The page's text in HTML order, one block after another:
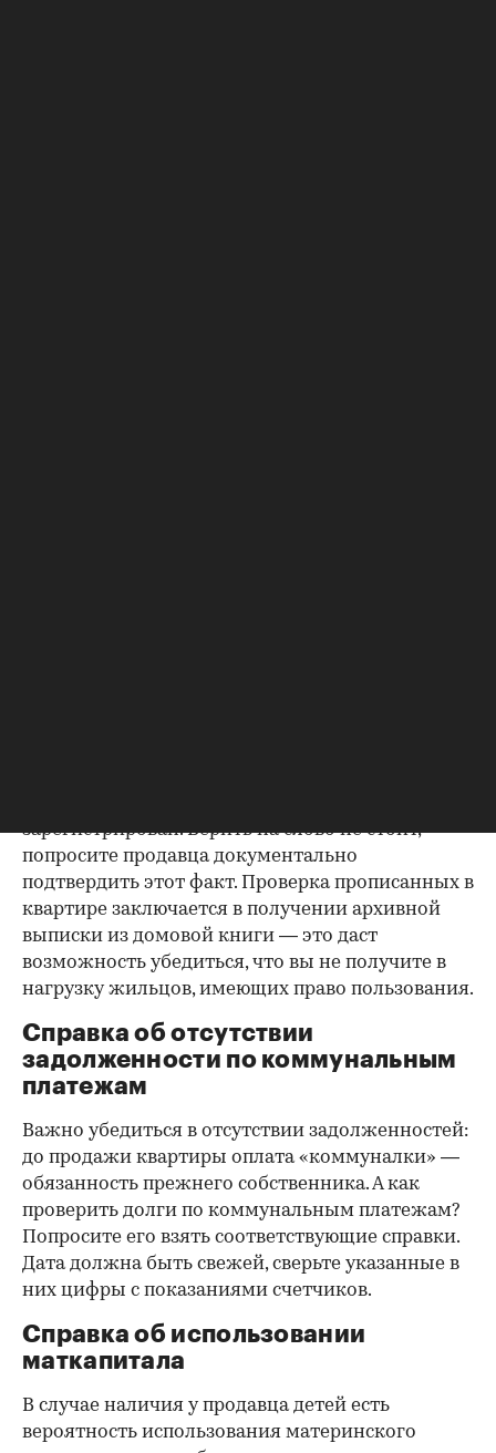
зарегистрирован. Верить на слово не стоит,
попросите продавца документально
подтвердить этот факт. Проверка прописанных в
квартире заключается в получении архивной
выписки из домовой книги — это даст
возможность убедиться, что вы не получите в
нагрузку жильцов, имеющих право пользования.
Справка об отсутствии
задолженности по коммунальным
платежам
Важно убедиться в отсутствии задолженностей:
до продажи квартиры оплата «коммуналки» —
обязанность прежнего собственника. А как
проверить долги по коммунальным платежам?
Попросите его взять соответствующие справки.
Дата должна быть свежей, сверьте указанные в
них цифры с показаниями счетчиков.
Справка об использовании
маткапитала
В случае наличия у продавца детей есть
вероятность использования материнского